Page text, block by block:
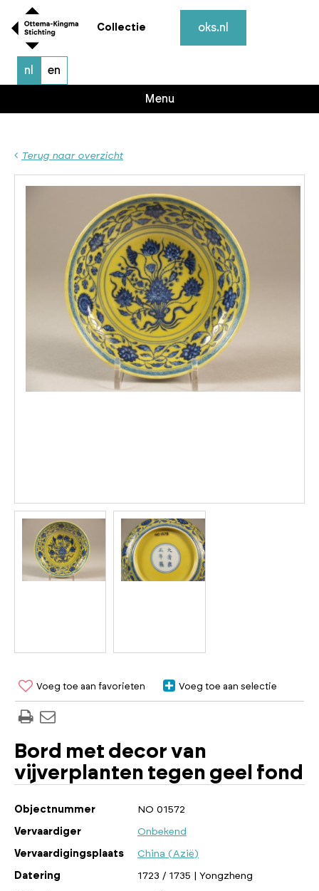
Collectie oks.nl
nl en
Menu
Terug naar overzicht
Voeg toe aan favorieten Voeg toe aan selectie
Bord met decor van
vijverplanten tegen geel fond
Objectnummer NO 01572
Vervaardiger Onbekend
Vervaardigingsplaats China (Azië)
Datering 1723 / 1735 | Yongzheng